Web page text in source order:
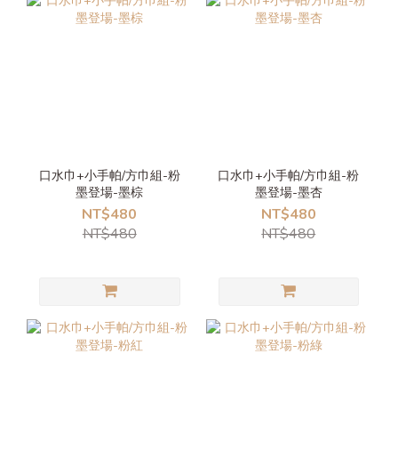
口水巾+小手帕/方巾組-粉
墨登場-墨棕
NT$480
NT$480
口水巾+小手帕/方巾組-粉
墨登場-墨杏
NT$480
NT$480